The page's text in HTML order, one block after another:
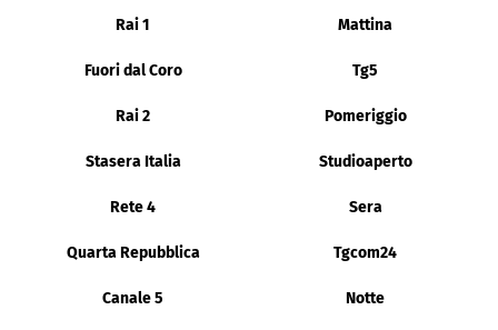
Rai 1 Mattina
Fuori dal Coro Tg5
Rai 2 Pomeriggio
Stasera Italia Studioaperto
Rete 4 Sera
Quarta Repubblica Tgcom24
Canale 5 Notte